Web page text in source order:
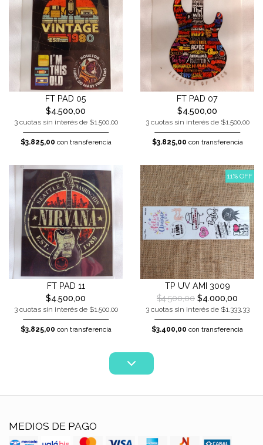
FT PAD 05
$4.500,00
3 cuotas sin interés de $1.500,00
$3.825,00 con transferencia
FT PAD 07
$4.500,00
3 cuotas sin interés de $1.500,00
$3.825,00 con transferencia
FT PAD 11
$4.500,00
3 cuotas sin interés de $1.500,00
$3.825,00 con transferencia
11% OFF
TP UV AMI 3009
$4.500,00 $4.000,00
3 cuotas sin interés de $1.333,33
$3.400,00 con transferencia
MEDIOS DE PAGO